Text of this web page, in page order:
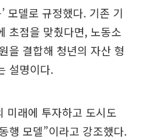
모델로 규정했다. 기존 기
초점을 맞췄다면, 노동소
을 결합해 청년의 자산 형
설명이다.
미래에 투자하고 도시도
행 모델”이라고 강조했다.